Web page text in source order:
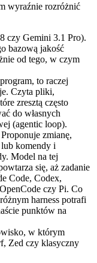
wyraźnie rozróżnić
czy Gemini 3.1 Pro).
bazową jakość
od tego, w czym
to raczej
Czyta pliki,
zresztą często
do własnych
(agentic loop).
zmianę,
komendy i
Model na tej
się, aż zadanie
Code, Codex,
czy Pi. Co
harness potrafi
punktów na
w którym
Zed czy klasyczny